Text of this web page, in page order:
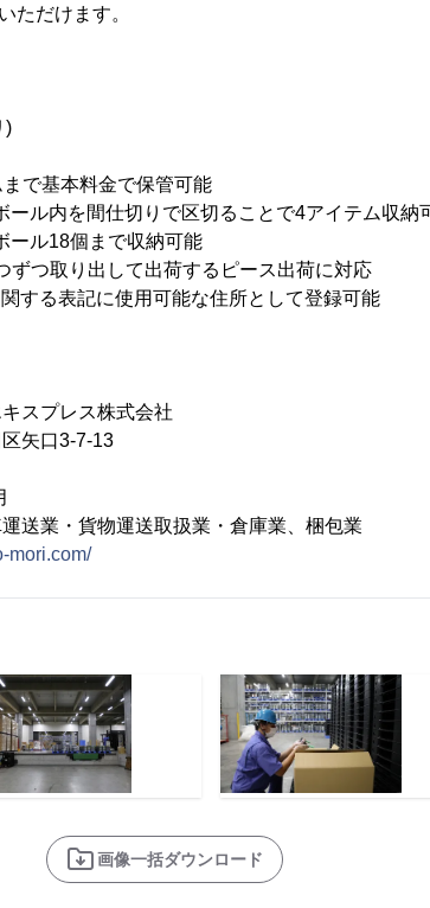
ただけます。
)
基本料金で保管可能
仕切りで区切ることで4アイテム収納
個まで収納可能
出して出荷するピース出荷に対応
に使用可能な住所として登録可能
レス株式会社
口3-7-13
・貨物運送取扱業・倉庫業、梱包業
mori.com/
画像一括ダウンロード